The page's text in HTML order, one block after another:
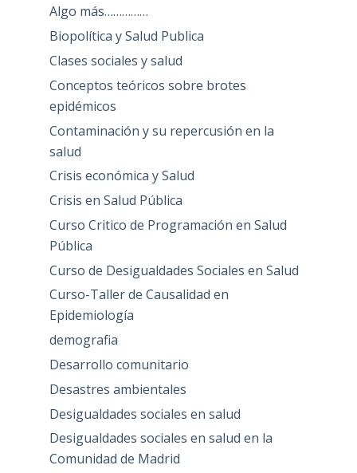
Algo más……………
Biopolítica y Salud Publica
Clases sociales y salud
Conceptos teóricos sobre brotes
epidémicos
Contaminación y su repercusión en la
salud
Crisis económica y Salud
Crisis en Salud Pública
Curso Critico de Programación en Salud
Pública
Curso de Desigualdades Sociales en Salud
Curso-Taller de Causalidad en
Epidemiología
demografia
Desarrollo comunitario
Desastres ambientales
Desigualdades sociales en salud
Desigualdades sociales en salud en la
Comunidad de Madrid